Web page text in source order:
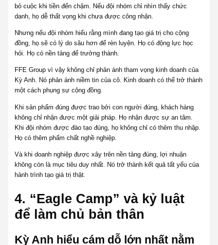
bỏ cuộc khi tiền đến chậm. Nếu đội nhóm chỉ nhìn thấy chức
danh, họ dễ thất vọng khi chưa được công nhận.
Nhưng nếu đội nhóm hiểu rằng mình đang tạo giá trị cho cộng
đồng, họ sẽ có lý do sâu hơn để rèn luyện. Họ có động lực học
hỏi. Họ có nền tảng để trưởng thành.
FFE Group vì vậy không chỉ phản ánh tham vọng kinh doanh của
Kỳ Anh. Nó phản ánh niềm tin của cô. Kinh doanh có thể trở thành
một cách phụng sự cộng đồng.
Khi sản phẩm đúng được trao bởi con người đúng, khách hàng
không chỉ nhận được một giải pháp. Họ nhận được sự an tâm.
Khi đội nhóm được đào tạo đúng, họ không chỉ có thêm thu nhập.
Họ có thêm phẩm chất nghề nghiệp.
Và khi doanh nghiệp được xây trên nền tảng đúng, lợi nhuận
không còn là mục tiêu duy nhất. Nó trở thành kết quả tất yếu của
hành trình tạo giá trị thật.
4. “Eagle Camp” và kỷ luật
để làm chủ bản thân
Kỳ Anh hiểu cám dỗ lớn nhất nằm